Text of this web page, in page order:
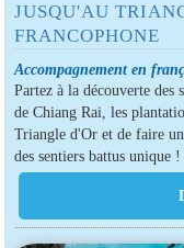
JUSQU'AU
FRANCOPHONE
Accompagnement en
Partez à la découverte des
de Chiang Rai, les
Triangle d'Or et de faire
des sentiers battus unique !